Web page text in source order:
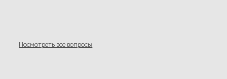
Посмотреть все вопросы